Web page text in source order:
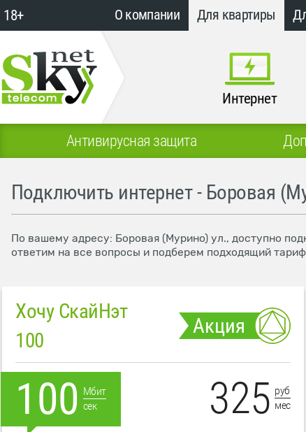
18+ О компании Для квартиры
Интернет
Антивирусная защита
Подключить интернет - Боровая
По вашему адресу: Боровая (Мурино) ул., доступно
ответим на все вопросы и подберем подходящий
Хочу СкайНэт
100
Акция
100 Мбит
сек
325 руб
мес